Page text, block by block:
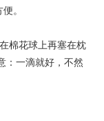
。
棉花球上再塞在枕
：一滴就好，不然